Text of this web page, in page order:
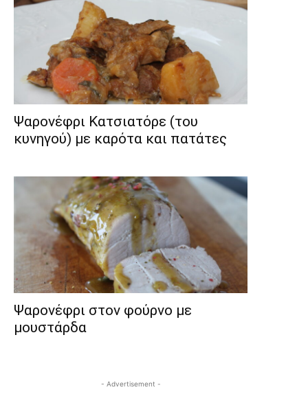
Ψαρονέφρι Κατσιατόρε (του
κυνηγού) με καρότα και πατάτες
Ψαρονέφρι στον φούρνο με
μουστάρδα
- Advertisement -